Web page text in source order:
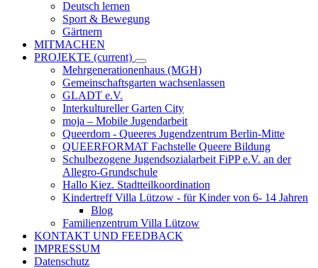
Deutsch lernen
Sport & Bewegung
Gärtnern
MITMACHEN
PROJEKTE (current)
Mehrgenerationenhaus (MGH)
Gemeinschaftsgarten wachsenlassen
GLADT e.V.
Interkultureller Garten City
moja – Mobile Jugendarbeit
Queerdom - Queeres Jugendzentrum Berlin-Mitte
QUEERFORMAT Fachstelle Queere Bildung
Schulbezogene Jugendsozialarbeit FiPP e.V. an der
Allegro-Grundschule
Hallo Kiez. Stadtteilkoordination
Kindertreff Villa Lützow - für Kinder von 6- 14 Jahren
Blog
Familienzentrum Villa Lützow
KONTAKT UND FEEDBACK
IMPRESSUM
Datenschutz